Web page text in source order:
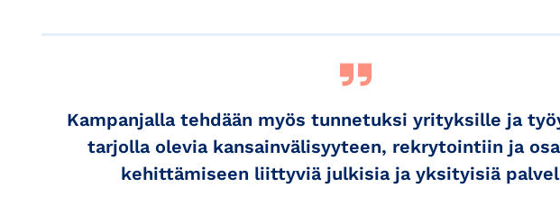
Kampanjalla tehdään myös tunnetuksi yrityksille ja
tarjolla olevia kansainvälisyyteen, rekrytointiin ja
kehittämiseen liittyviä julkisia ja yksityisiä